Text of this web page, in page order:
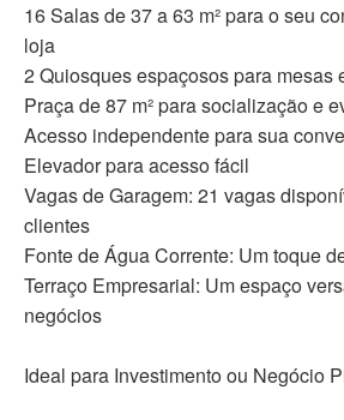
16 Salas de 37 a 63 m² para o seu
loja
2 Quiosques espaçosos para mesas
Praça de 87 m² para socialização e
Acesso independente para sua
Elevador para acesso fácil
Vagas de Garagem: 21 vagas
clientes
Fonte de Água Corrente: Um toque
Terraço Empresarial: Um espaço
negócios
Ideal para Investimento ou Negócio